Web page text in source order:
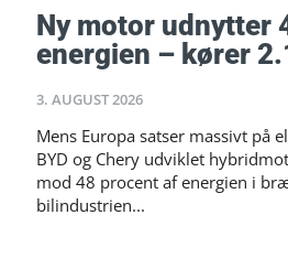
Ny motor udnytter
energien – kører
3. AUGUST 2026
Mens Europa satser massivt på
BYD og Chery udviklet
mod 48 procent af energien i
bilindustrien...